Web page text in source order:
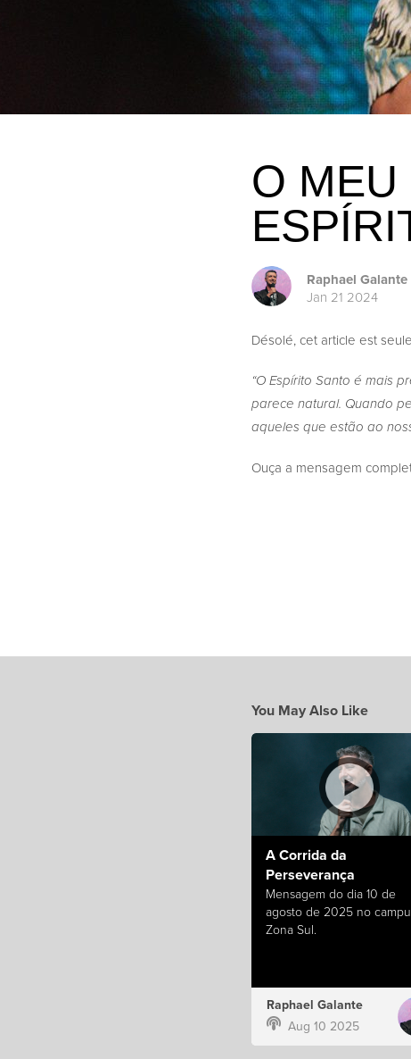
O
Raphael Galante
Jan 21 2024
Désolé, cet article est
“O Espírito Santo é mais
parece natural. Quando
aqueles que estão ao
Ouça a mensagem
You May Also Like
A Corrida da
Perseverança
Mensagem do dia 10 de
agosto de 2025 no
Zona Sul.
Raphael Galante
Aug 10 2025